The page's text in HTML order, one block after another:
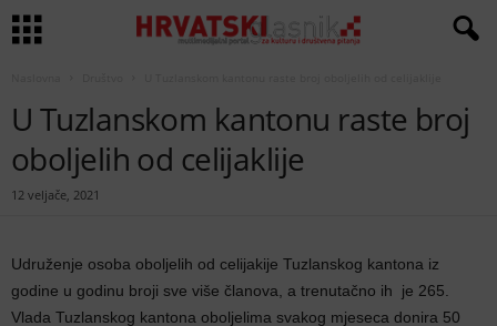
U Tuzlanskom kantonu raste broj
oboljelih od celijaklije
12 veljače, 2021
Udruženje osoba oboljelih od celijakije Tuzlanskog kantona iz
godine u godinu broji sve više članova, a trenutačno ih je 265.
Vlada Tuzlanskog kantona oboljelima svakog mjeseca donira 50